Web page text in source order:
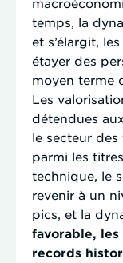
temps, la
et s’élargit,
étayer des
moyen terme
Les
détendues
le secteur
parmi les
technique, le
revenir à un
pics, et la
favorable,
records